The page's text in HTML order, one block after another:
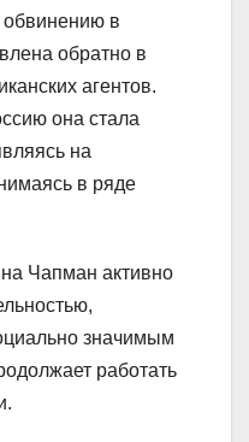
в
обратно в
агентов.
она стала
на
в ряде
Чапман активно
значимым
работать